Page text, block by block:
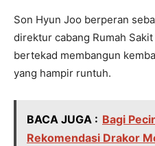
Son Hyun Joo berperan
direktur cabang Rumah
bertekad membangun
yang hampir runtuh.
BACA JUGA : Bagi
Rekomendasi Drakor